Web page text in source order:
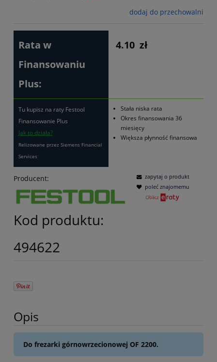
dodaj do przechowalni
Rata w
Finansowaniu
Plus:
4.10 zł
Tu kupisz na raty Festool
Finansowanie Plus
Jak to działa?
Relizowane przez Siemens Financial
Services
Stała niska rata
Okres finansowania 36
miesięcy
Większa płynność finansowa
Producent:
Kod produktu:
494622
zapytaj o produkt
poleć znajomemu
Opis
Do frezarki górnowrzecionowej OF 2200.